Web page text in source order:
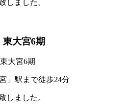
しました。
東大宮6期
」駅まで徒歩24分
しました。